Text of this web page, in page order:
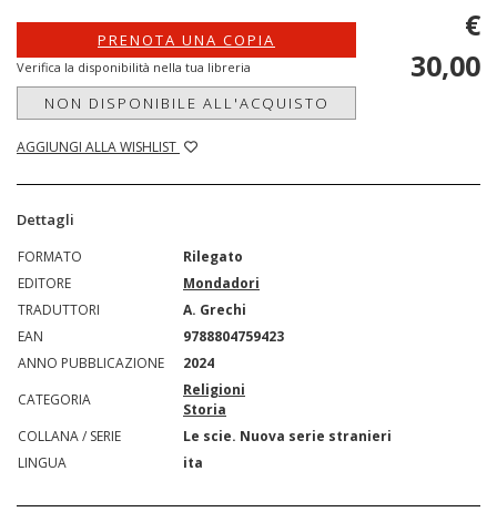
PRENOTA UNA COPIA
Verifica la disponibilità nella tua libreria
NON DISPONIBILE ALL'ACQUISTO
AGGIUNGI ALLA WISHLIST
€
30,00
Dettagli
FORMATO
Rilegato
EDITORE
Mondadori
TRADUTTORI
A. Grechi
EAN
9788804759423
ANNO PUBBLICAZIONE
2024
CATEGORIA
Religioni
Storia
COLLANA / SERIE
Le scie. Nuova serie stranieri
LINGUA
ita